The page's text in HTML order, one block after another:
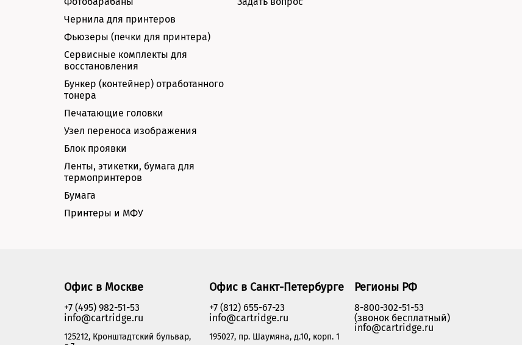
Чернила для принтеров
Фьюзеры (печки для принтера)
Сервисные комплекты для
восстановления
Бункер (контейнер) отработанного
тонера
Печатающие головки
Узел переноса изображения
Блок проявки
Ленты, этикетки, бумага для
термопринтеров
Бумага
Принтеры и МФУ
Офис в Москве
+7 (495) 982-51-53
info@cartridge.ru
125212, Кронштадтский бульвар,
Офис в Санкт-Петербурге
+7 (812) 655-67-23
info@cartridge.ru
195027, пр. Шаумяна, д.10, корп. 1
Регионы РФ
8-800-302-51-53
(звонок бесплатный)
info@cartridge.ru